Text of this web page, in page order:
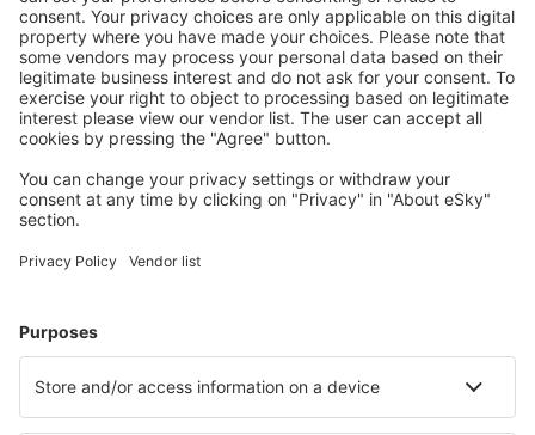
Planlegg reisen din
Flybilletter
Storbyferie
Sommerferie
Overnatting
Fly+Hotell
Hoteller
Transferer
Lær mer